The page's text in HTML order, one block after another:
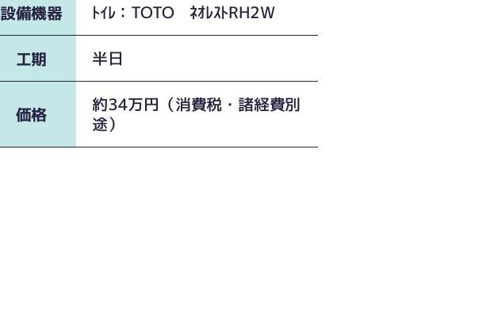
設備機器 ﾄｲﾚ：TOTO ﾈｵﾚｽﾄRH2W
工期 半日
価格
約34万円（消費税・諸経費別
途）